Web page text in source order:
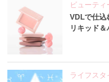
ビューティ
VDLで仕込
リキッド＆
ライフスタ